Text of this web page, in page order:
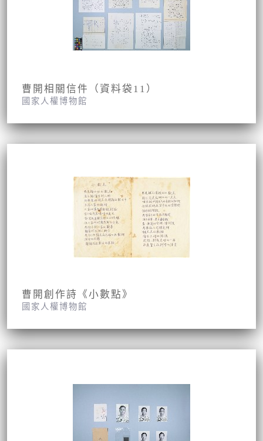
曹開相關信件（資料袋11）
國家人權博物館
曹開創作詩《小數點》
國家人權博物館